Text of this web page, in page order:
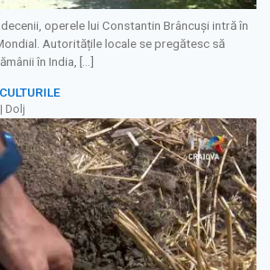
operele lui Constantin Brâncuși intră în
Autoritățile locale se pregătesc să
în India, […]
| Dolj